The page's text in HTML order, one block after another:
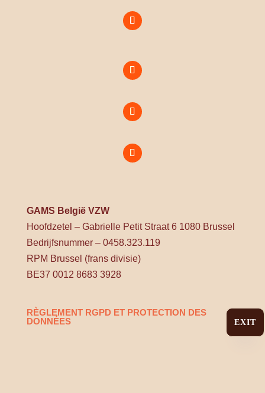
GAMS België VZW
Hoofdzetel – Gabrielle Petit Straat 6 1080 Brussel
Bedrijfsnummer – 0458.323.119
RPM Brussel (frans divisie)
BE37 0012 8683 3928
RÈGLEMENT RGPD ET PROTECTION DES
DONNÉES
EXIT